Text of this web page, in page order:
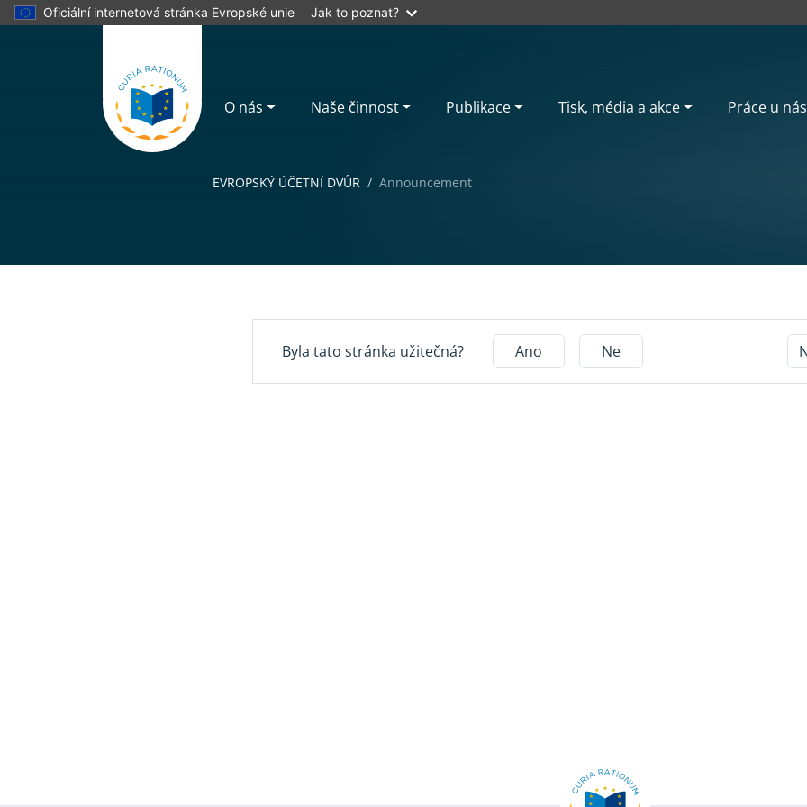
Oficiální internetová stránka Evropské unie Jak to poznat?
O nás Naše činnost Publikace Tisk, média a akce Práce u nás
EVROPSKÝ ÚČETNÍ DVŮR Announcement
Byla tato stránka užitečná? Ano Ne